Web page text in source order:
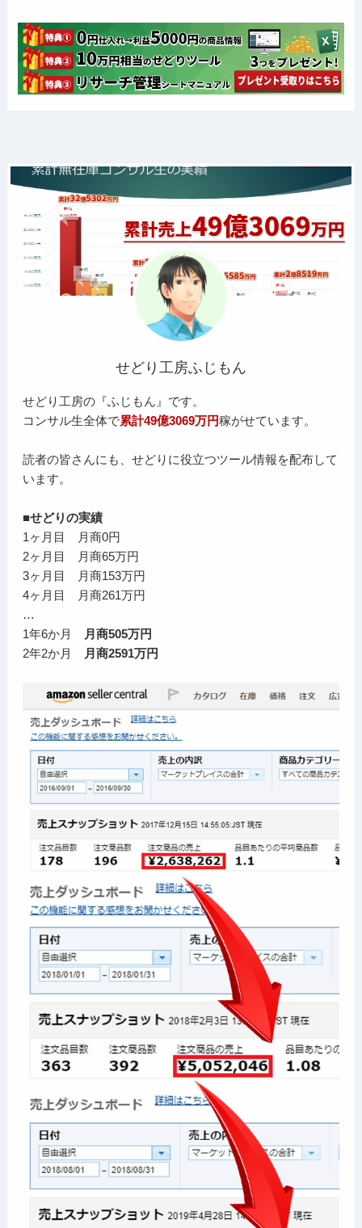
せどり工房ふじもん
せどり工房の『ふじもん』です。
コンサル生全体で累計49億3069万円稼がせています。
読者の皆さんにも、せどりに役立つツール情報を配布して
います。
■せどりの実績
1ヶ月目 月商0円
2ヶ月目 月商65万円
3ヶ月目 月商153万円
4ヶ月目 月商261万円
…
1年6か月
月商505万円
2年2か月
月商2591万円